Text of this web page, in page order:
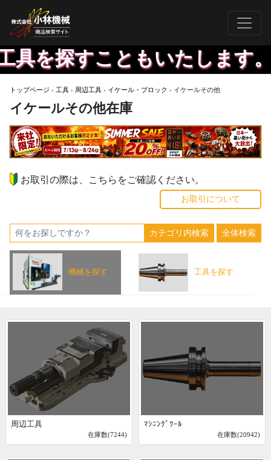
こともいたします。欲
トップページ › 工具 › 周辺工具 › イケール・ブロック › イケールその他
イケールその他在庫
お取引の際は、こちらをご確認ください。
お取引について
機械を探す 工具を探す
周辺工具
在庫数(7244)
ﾏｼﾆﾝｸﾞﾂｰﾙ
在庫数(20942)